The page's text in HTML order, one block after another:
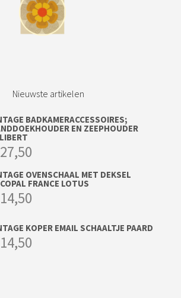
Nieuwste artikelen
BADKAMERACCESSOIRES;
EN ZEEPHOUDER
27,50
OVENSCHAAL MET DEKSEL
FRANCE LOTUS
14,50
KOPER EMAIL SCHAALTJE PAARD
14,50